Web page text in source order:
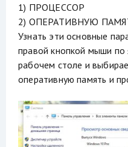
1) ПРОЦЕССОР
2) ОПЕРАТИВНУЮ
Узнать эти основные
правой кнопкой мыши по
рабочем столе и
оперативную память и